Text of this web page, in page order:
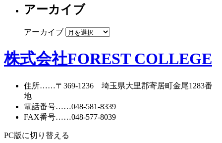
アーカイブ
アーカイブ
株式会社FOREST COLLEGE
住所……〒369-1236 埼玉県大里郡寄居町金尾1283番
地
電話番号……048-581-8339
FAX番号……048-577-8039
PC版に切り替える